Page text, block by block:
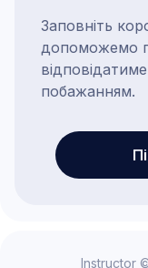
Заповніть
допоможемо
побажанням.
Instructor